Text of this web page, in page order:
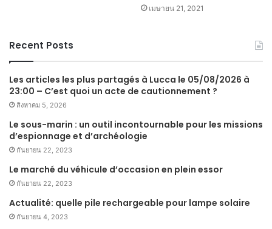
เมษายน 21, 2021
Recent Posts
Les articles les plus partagés à Lucca le 05/08/2026 à
23:00 – C’est quoi un acte de cautionnement ?
สิงหาคม 5, 2026
Le sous-marin : un outil incontournable pour les missions
d’espionnage et d’archéologie
กันยายน 22, 2023
Le marché du véhicule d’occasion en plein essor
กันยายน 22, 2023
Actualité: quelle pile rechargeable pour lampe solaire
กันยายน 4, 2023